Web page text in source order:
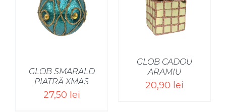
GLOB SMARALD
PIATRĂ XMAS
27,50 lei
SELECT OPTIONS
/
GLOB CADOU
ARAMIU
20,90 lei